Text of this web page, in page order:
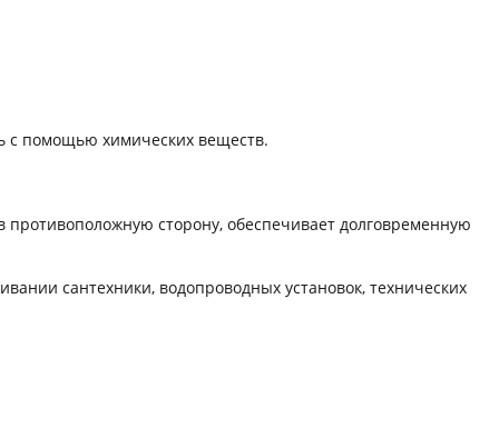
с помощью химических веществ.
сторону, обеспечивает долговременную
сантехники, водопроводных установок, технических